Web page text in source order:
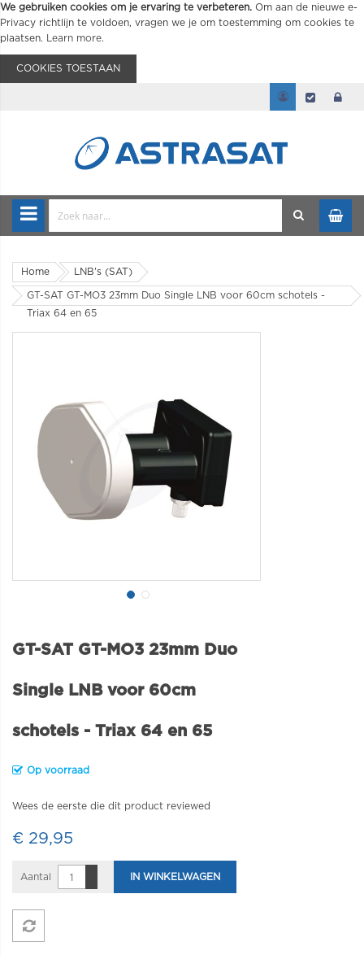
We gebruiken cookies om je ervaring te verbeteren. Om aan de nieuwe e-
Privacy richtlijn te voldoen, vragen we je om toestemming om cookies te
plaatsen.
Learn more.
COOKIES TOESTAAN
Home LNB's (SAT)
GT-SAT GT-MO3 23mm Duo Single LNB voor 60cm schotels -
Triax 64 en 65
GT-SAT GT-MO3 23mm Duo
Single LNB voor 60cm
schotels - Triax 64 en 65
Op voorraad
Wees de eerste die dit product reviewed
€ 29,95
Aantal IN WINKELWAGEN